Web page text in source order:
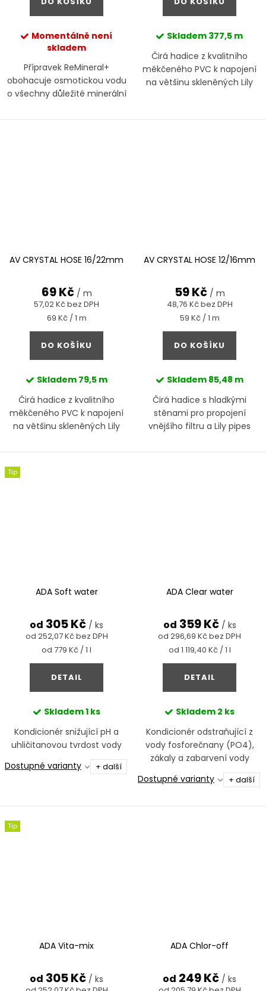
Momentálně není
skladem
Přípravek ReMineral+
obohacuje osmotickou vodu
o všechny důležité minerální
Skladem 377,5 m
Čirá hadice z kvalitního
měkčeného PVC k napojení
na většinu skleněných Lily
AV CRYSTAL HOSE 16/22mm
57,02 Kč bez DPH
69 Kč / m
Měrná
cena:
69 Kč / 1 m
DO KOŠÍKU
Skladem 79,5 m
Čirá hadice z kvalitního
měkčeného PVC k napojení
na většinu skleněných Lily
AV CRYSTAL HOSE 12/16mm
48,76 Kč bez DPH
59 Kč / m
Měrná
cena:
59 Kč / 1 m
DO KOŠÍKU
Skladem 85,48 m
Čirá hadice s hladkými
stěnami pro propojení
vnějšího filtru a Lily pipes
Tip
ADA Soft water
od 252,07 Kč bez DPH
od 305 Kč / ks
Měrná
cena:
od 779 Kč / 1 l
DETAIL
Skladem1 ks
Kondicionér snižující pH a
uhličitanovou tvrdost vody
Dostupné varianty
+ další
ADA Clear water
od 296,69 Kč bez DPH
od 359 Kč / ks
Měrná
cena:
od 1 119,40 Kč / 1 l
DETAIL
Skladem 2 ks
Kondicionér odstraňující z
vody fosforečnany (PO4),
zákaly a zabarvení vody
Dostupné varianty
+ další
Tip
ADA Vita-mix
od 305 Kč / ks
ADA Chlor-off
od 249 Kč / ks